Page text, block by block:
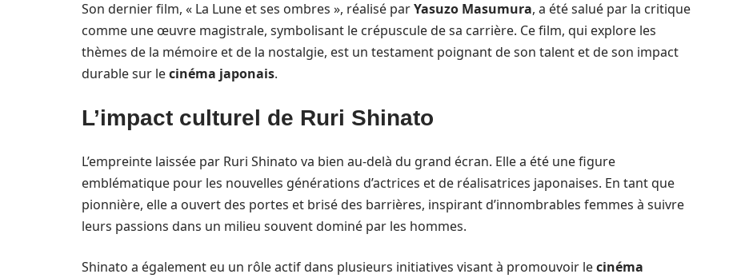
Son dernier film, « La Lune et ses ombres », réalisé parYasuzo Masumura, a été salué par la critique
comme une œuvre magistrale, symbolisant le crépuscule de sa carrière. Ce film, qui explore les
thèmes de la mémoire et de la nostalgie, est un testament poignant de son talent et de son impact
durable sur lecinéma japonais.
L’impact culturel de Ruri Shinato
L’empreinte laissée par Ruri Shinato va bien au-delà du grand écran. Elle a été une figure
emblématique pour les nouvelles générations d’actrices et de réalisatrices japonaises. En tant que
pionnière, elle a ouvert des portes et brisé des barrières, inspirant d’innombrables femmes à suivre
leurs passions dans un milieu souvent dominé par les hommes.
Shinato a également eu un rôle actif dans plusieurs initiatives visant à promouvoir lecinéma